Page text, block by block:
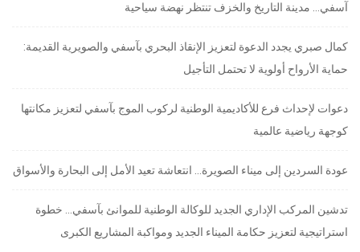
آسفي… مدينة التاريخ والخزف تنتظر نهضة سياحية
كمال صبري يجدد الدعوة لتعزيز الإنقاذ البحري بآسفي والصويرية القديمة:
حماية الأرواح أولوية لا تحتمل التأجيل
دعوات لإحداث فرع للأكاديمية الوطنية لركوب الموج بآسفي لتعزيز مكانتها
كوجهة رياضية عالمية
عودة السردين إلى ميناء الصويرة… انتعاشة تعيد الأمل إلى البحارة والأسواق
تدشين المركب الإداري الجديد للوكالة الوطنية للموانئ بآسفي… خطوة
استراتيجية لتعزيز حكامة الميناء الجديد ومواكبة المشاريع الكبرى